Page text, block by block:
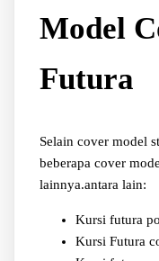
Model
Futura
Selain cover model
beberapa cover
lainnya.antara lain:
Kursi futura
Kursi Futura